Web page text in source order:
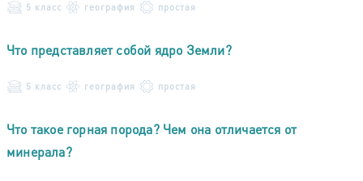
5 класс география простая
Что представляет собой ядро Земли?
5 класс география простая
Что такое горная порода? Чем она отличается от
минерала?